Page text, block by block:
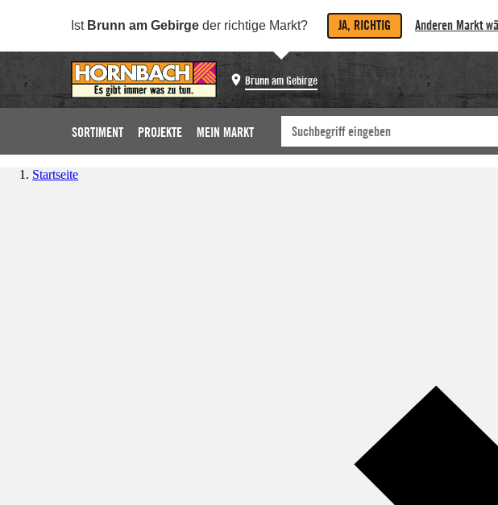
Ist Brunn am Gebirge der richtige Markt? JA, RICHTIG Anderen Markt
Brunn am Gebirge
SORTIMENT PROJEKTE MEIN MARKT
Startseite